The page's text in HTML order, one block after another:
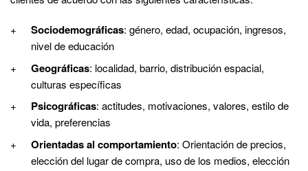
Sociodemográficas: género, edad, ocupación, ingresos,
nivel de educación
Geográficas: localidad, barrio, distribución espacial,
culturas específicas
Psicográficas: actitudes, motivaciones, valores, estilo de
vida, preferencias
Orientadas al comportamiento: Orientación de precios,
elección del lugar de compra, uso de los medios, elección